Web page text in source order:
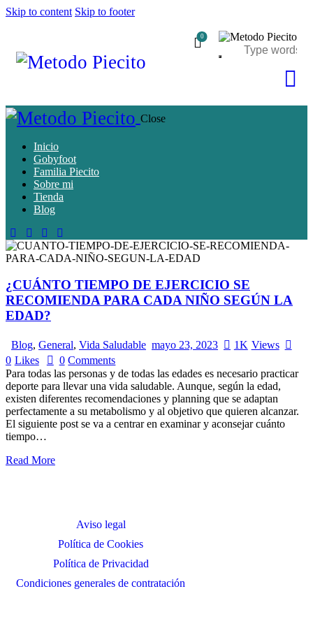
Skip to content Skip to footer
0
Close
Inicio
Gobyfoot
Familia Piecito
Sobre mi
Tienda
Blog
¿CUÁNTO TIEMPO DE EJERCICIO SE
RECOMIENDA PARA CADA NIÑO SEGÚN LA
EDAD?
Blog, General, Vida Saludable mayo 23, 2023 1K Views
0 Likes 0 Comments
Para todas las personas y de todas las edades es necesario practicar
deporte para llevar una vida saludable. Aunque, según la edad,
existen diferentes recomendaciones y planning que se adaptan
perfectamente a su metabolismo y al objetivo que quieren alcanzar.
El siguiente post se va a centrar en examinar y aconsejar cuánto
tiempo…
Read More
Aviso legal
Política de Cookies
Política de Privacidad
Condiciones generales de contratación